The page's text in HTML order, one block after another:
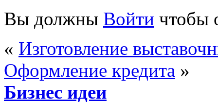
Вы должны Войти чтобы
« Изготовление
Оформление кредита »
Бизнес идеи